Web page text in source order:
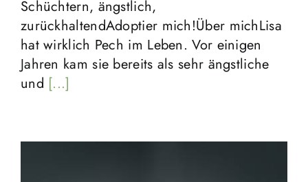
Schüchtern, ängstlich,
zurückhaltendAdoptier mich!Über michLisa
hat wirklich Pech im Leben. Vor einigen
Jahren kam sie bereits als sehr ängstliche
und [...]